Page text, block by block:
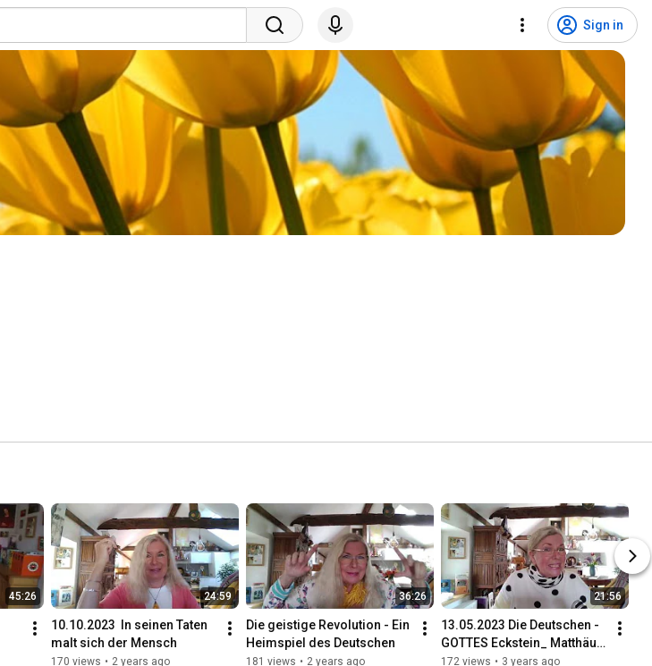
Sign in
45:26 24:59
10.10.2023  In seinen Taten
malt sich der Mensch
170 views • 2 years ago
36:26
Die geistige Revolution - Ein
Heimspiel des Deutschen
181 views • 2 years ago
21:56
13.05.2023 Die Deutschen -
GOTTES Eckstein_ Matthäus
21, 42-44
172 views • 3 years ago